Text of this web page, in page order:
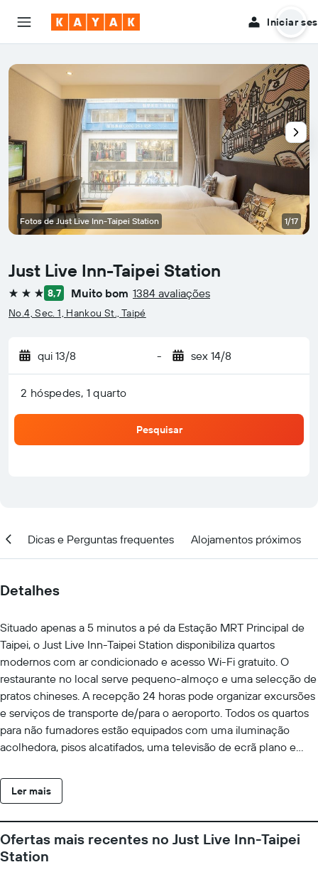
Iniciar
Just Live Inn-Taipei Station
3 estrelas8,7 Muito bom 1384 avaliações
No.4, Sec. 1, Hankou St., Taipé
qui 13/8 - sex 14/8
2 hóspedes, 1 quarto
Pesquisar
Fotos de Just Live Inn-Taipei Station 1/17
Dicas e Perguntas frequentes Alojamentos próximos
Detalhes
Situado apenas a 5 minutos a pé da Estação MRT Principal de
Taipei, o Just Live Inn-Taipei Station disponibiliza quartos
modernos com ar condicionado e acesso Wi-Fi gratuito. O
restaurante no local serve pequeno-almoço e uma selecção de
pratos chineses. A recepção 24 horas pode organizar excursões
e serviços de transporte de/para o aeroporto. Todos os quartos
para não fumadores estão equipados com uma iluminação
acolhedora, pisos alcatifados, uma televisão de ecrã plano e
tem janelas. As casas de banho privativas incluem um chuveiro
e produtos de higiene pessoal gratuitos. O Just Live Inn-Taipei
e a 10 minutos de carro do Mercado Nocturno de Shilin. O
Aeroporto Internacional de Taoyuan fica a 40 minutos de carro.
Ler mais
Ofertas mais recentes no Just Live Inn-Taipei
Station